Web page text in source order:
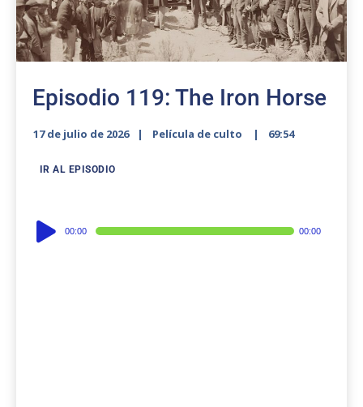
Episodio 119: The Iron Horse
17 de julio de 2026 Película de culto 69:54
IR AL EPISODIO
Audio
Player
00:00 00:00